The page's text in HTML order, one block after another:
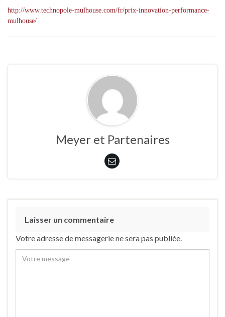
http://www.technopole-mulhouse.com/fr/prix-innovation-performance-
mulhouse/
Meyer et Partenaires
Laisser un commentaire
Votre adresse de messagerie ne sera pas publiée.